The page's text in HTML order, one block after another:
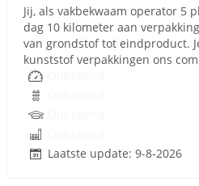
Jij, als vakbekwaam operator 5
dag 10 kilometer aan
van grondstof tot eindproduct.
kunststof verpakkingen ons
Laatste update: 9-8-2026